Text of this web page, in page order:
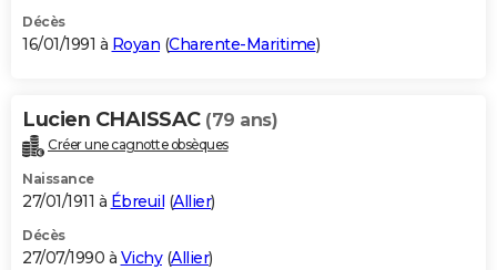
Décès
16/01/1991 à Royan (Charente-Maritime)
Lucien CHAISSAC (79 ans)
Créer une cagnotte obsèques
Naissance
27/01/1911 à Ébreuil (Allier)
Décès
27/07/1990 à Vichy(Allier)